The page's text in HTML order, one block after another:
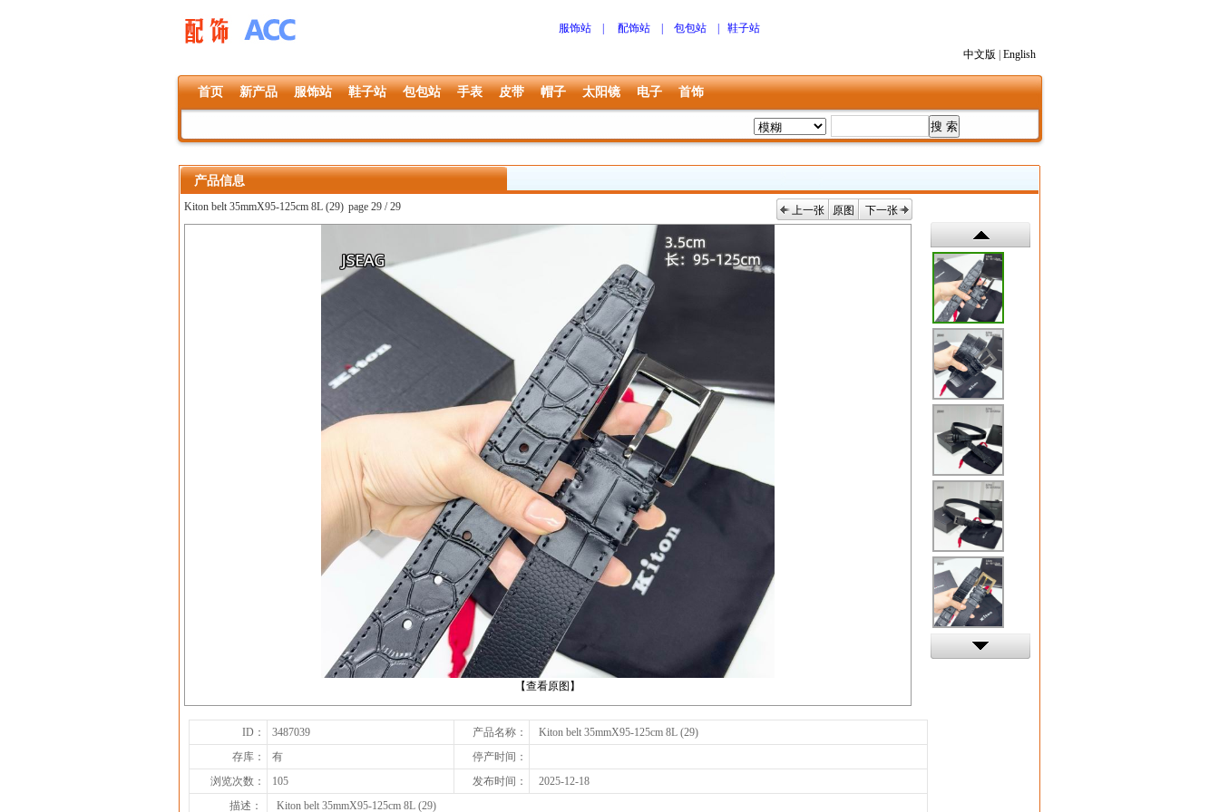
服饰站 配饰站 包包站 鞋子站
中文版 English
首页 新产品 服饰站 鞋子站 包包站 手表 皮带 帽子 太阳镜 电子 首饰
产品信息
Kiton belt 35mmX95-125cm 8L (29) page 29 / 29 上一张 原图 下一张
【查看原图】
上一张
下一张
ID： 3487039 产品名称：
Kiton belt 35mmX95-125cm 8L (29)
存库：
有
停产时间：
浏览次数：
105 发布时间：
2025-12-18
描述：
Kiton belt 35mmX95-125cm 8L (29)